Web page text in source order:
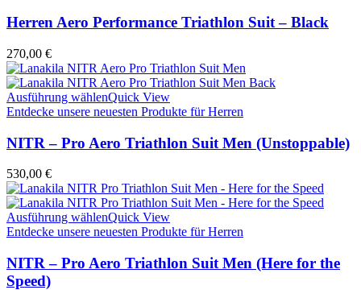
Herren Aero Performance Triathlon Suit – Black
270,00 €
Ausführung wählenQuick View
Entdecke unsere neuesten Produkte für Herren
NITR – Pro Aero Triathlon Suit Men (Unstoppable)
530,00 €
Ausführung wählenQuick View
Entdecke unsere neuesten Produkte für Herren
NITR – Pro Aero Triathlon Suit Men (Here for the
Speed)